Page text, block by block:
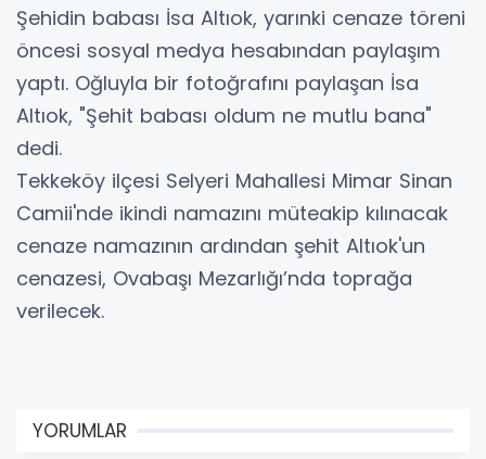
Şehidin babası İsa Altıok, yarınki cenaze töreni
öncesi sosyal medya hesabından paylaşım
yaptı. Oğluyla bir fotoğrafını paylaşan İsa
Altıok, "Şehit babası oldum ne mutlu bana"
dedi.
Tekkeköy ilçesi Selyeri Mahallesi Mimar Sinan
Camii'nde ikindi namazını müteakip kılınacak
cenaze namazının ardından şehit Altıok'un
cenazesi, Ovabaşı Mezarlığı’nda toprağa
verilecek.
YORUMLAR